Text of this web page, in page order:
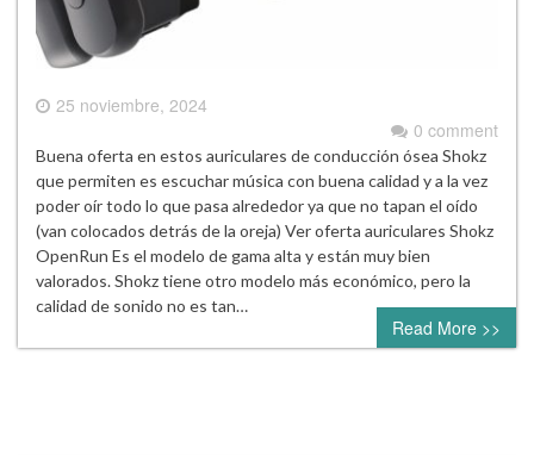
25 noviembre, 2024
0 comment
Buena oferta en estos auriculares de conducción ósea Shokz
que permiten es escuchar música con buena calidad y a la vez
poder oír todo lo que pasa alrededor ya que no tapan el oído
(van colocados detrás de la oreja) Ver oferta auriculares Shokz
OpenRun Es el modelo de gama alta y están muy bien
valorados. Shokz tiene otro modelo más económico, pero la
calidad de sonido no es tan…
Read More >>